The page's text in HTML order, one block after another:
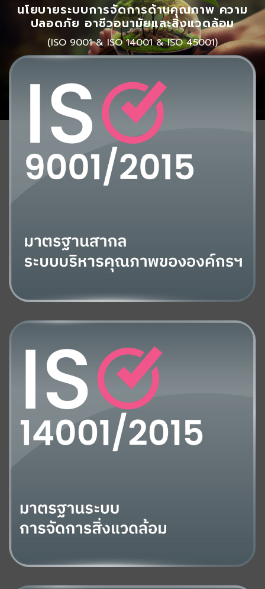
นโยบายระบบการจัดการด้านคุณภาพ ความ
ปลอดภัย อาชีวอนามัยและสิ่งแวดล้อม
(ISO 9001 & ISO 14001 & ISO 45001)